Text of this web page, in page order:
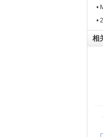
•
•
相